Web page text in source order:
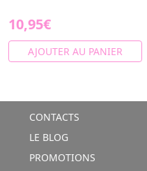
10,95€
AJOUTER AU PANIER
CONTACTS
LE BLOG
PROMOTIONS